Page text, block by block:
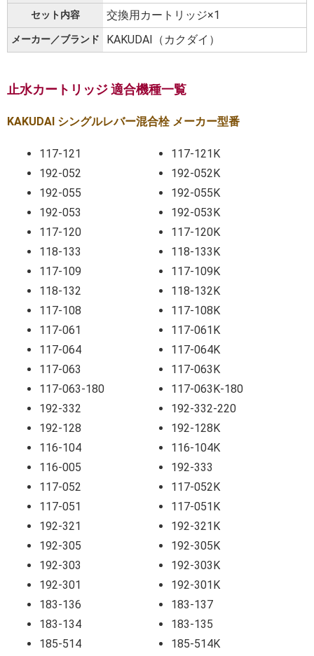
セット内容 交換用カートリッジ×1
メーカー／ブランド KAKUDAI（カクダイ）
止水カートリッジ 適合機種一覧
KAKUDAI シングルレバー混合栓 メーカー型番
117-121
117-121K
192-052
192-052K
192-055
192-055K
192-053
192-053K
117-120
117-120K
118-133
118-133K
117-109
117-109K
118-132
118-132K
117-108
117-108K
117-061
117-061K
117-064
117-064K
117-063
117-063K
117-063-180
117-063K-180
192-332
192-332-220
192-128
192-128K
116-104
116-104K
116-005
192-333
117-052
117-052K
117-051
117-051K
192-321
192-321K
192-305
192-305K
192-303
192-303K
192-301
192-301K
183-136
183-137
183-134
183-135
185-514
185-514K